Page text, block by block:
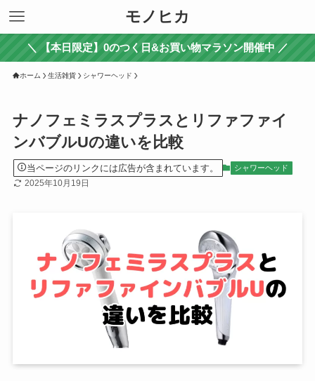
モノヒカ
＼ 【本日限定】0のつく日&お買い物マラソン開催中 ／
ホーム 生活雑貨 シャワーヘッド
ナノフェミラスプラスとリファファイ
ンバブルUの違いを比較
当ページのリンクには広告が含まれています。 シャワーヘッド
2025年10月19日